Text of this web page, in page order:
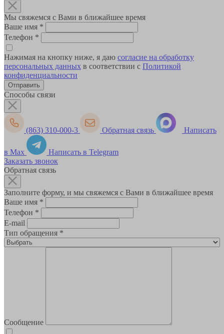
Мы свяжемся с Вами в ближайшее время
Ваше имя *
Телефон *
Нажимая на кнопку ниже, я даю согласие на обработку
персональных данных в соответствии с Политикой
конфиденциальности
Способы связи
(863) 310-000-3 Обратная связь Написать
в Max
Написать в Telegram
Заказать звонок
Обратная связь
Заполните форму, и мы свяжемся с Вами в ближайшее время
Ваше имя *
Телефон *
E-mail
Тип обращения *
Сообщение